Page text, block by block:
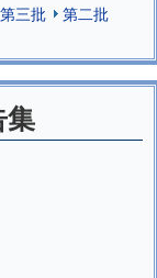
第三批
第二批